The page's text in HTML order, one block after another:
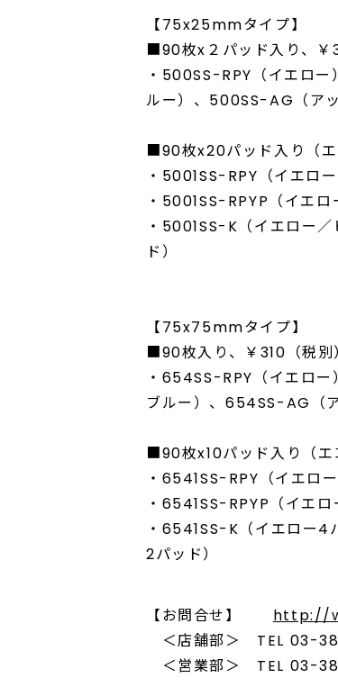
【75x25mmタイプ】
■90枚x２パッド入り、￥
・500SS-RPY（イエロ
ルー）、500SS-AG（アッ
■90枚x20パッド入り（エ
・5001SS-RPY（イエロー
・5001SS-RPYP（イエロ
・5001SS-K（イエロー
ド）
【75x75mmタイプ】
■90枚入り、￥310（税別
・654SS-RPY（イエロ
ブルー）、654SS-AG（
■90枚x10パッド入り（エ
・6541SS-RPY（イエロー
・6541SS-RPYP（イエロ
・6541SS-K（イエロー4
2パッド）
【お問合せ】 http://
＜店舗部＞ TEL 03-
＜営業部＞ TEL 03-